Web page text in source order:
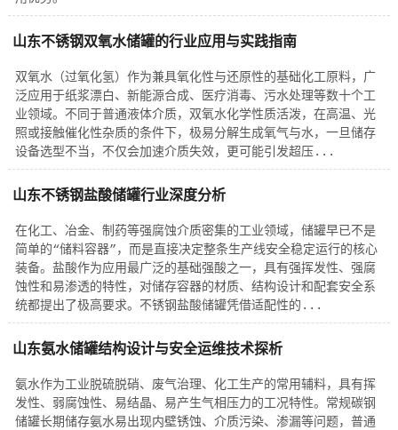
山东不锈钢双氧水储罐的行业应用与实践指南
双氧水（过氧化氢）作为兼具氧化性与还原性的基础化工原料，广
泛应用于纸浆漂白、新能源合成、医疗消毒、污水处理等数十个工
业领域。不同于普通液体介质，双氧水化学性质活泼，在高温、光
照或接触催化性杂质的条件下，极易分解生成氧气与水，一旦储存
设备选型不当，不仅会加速介质失效，更可能引发超压...
山东不锈钢盐酸储罐行业深度分析
在化工、冶金、制药等强腐蚀介质密集的工业领域，储罐早已不是
简单的“储料容器”，而是直接决定整条生产线安全稳定运行的核心
装备。盐酸作为应用最广泛的基础强酸之一，具有强挥发性、强腐
蚀性和易渗透的特性，对储存容器的材质、结构设计和配套安全系
统都提出了极高要求。不锈钢盐酸储罐凭借适配性的...
山东氨水储罐结构设计与安全运维技术探析
氨水作为工业脱硫脱硝、废气治理、化工生产的常用辅料，具有挥
发性、弱腐蚀性、易结晶、易产生气相压力的工况特性。常规碳钢
储罐长期储存氨水易出现内壁锈蚀、介质污染、渗漏等问题，普通